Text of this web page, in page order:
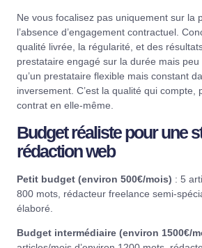
Ne vous focalisez pas uniquement sur la
l’absence d’engagement contractuel.
qualité livrée, la régularité, et des
prestataire engagé sur la durée mais
qu’un prestataire flexible mais constant
inversement. C’est la qualité qui compte,
contrat en elle-même.
Budget réaliste pour une
rédaction web
Petit budget (environ 500€/mois) : 5
800 mots, rédacteur freelance semi-
élaboré.
Budget intermédiaire (environ 1500€/